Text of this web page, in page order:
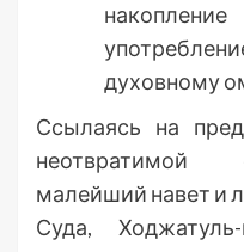
духовному
Ссылаясь на
неотвратимой
малейший навет и
Суда,